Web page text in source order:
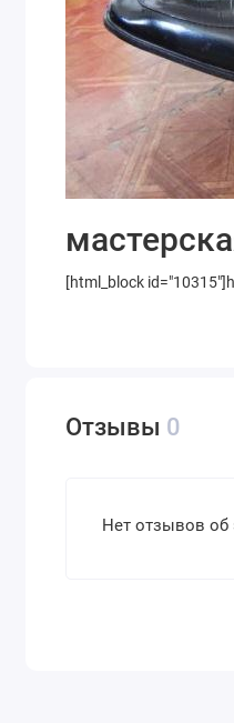
[html_block
Отзывы 0
Нет отзывов об